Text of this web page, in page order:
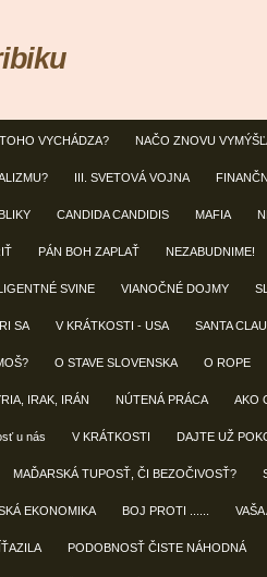
VYCHÁDZA? NAČO ZNOVU
III. SVETOVÁ VOJNA
CANDIDA CANDIDIS MAFIA
PÁN BOH ZAPLAŤ NEZABUDNIME!
SVINE VIANOČNÉ DOJMY
SA V KRÁTKOSTI - USA SANTA
O STAVE SLOVENSKA O ROPE
IRAK, IRÁN NÚTENÁ PRÁCA AKO
u nás V KRÁTKOSTI DAJTE UŽ
MAĎARSKÁ TUPOSŤ, ČI BEZOČIVOSŤ?
EKONOMIKA BOJ PROTI ......
PODOBNOSŤ ČISTE NÁHODNÁ